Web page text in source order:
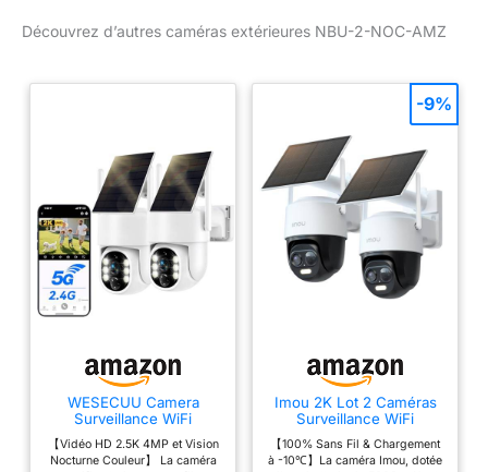
produit à proximité du
garantir une connexion
NOTIFICATIONS
IMMÉDIATES SUR
VOTRE SMARTPHONE
EN CAS D'INTRUSION :
Alerte en temps réel en
cas de détection d'une
personne ou d'un
PERSONNALISABLES :
Être humain, véhicule,
animal. Avec la fonction
Alert-Zones, définissez
les zones à surveiller et le
Découvrez d’autres caméras extérieures NBU-2-NOC-AMZ
WESECUU Camera
Surveillance WiFi
Exterieure sans Fil Solaire
2.5K 4MP avec Panneau
Solaire 5W, 2K QHD,
【Vidéo HD 2.5K 4MP et Vision
Nocturne Couleur】 La caméra
Imou 2K Lot 2 Caméras
Surveillance WiFi
Solaire, 2.4GHz
【100% Sans Fil & Chargement
à -10℃】La caméra Imou, dotée
-9%